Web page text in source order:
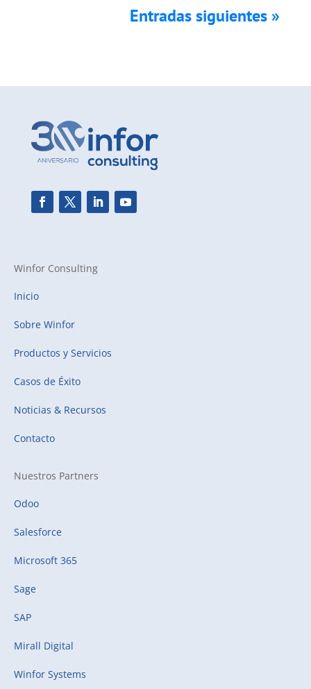
Entradas siguientes »
Winfor Consulting
Inicio
Sobre Winfor
Productos y Servicios
Casos de Éxito
Noticias & Recursos
Contacto
Nuestros Partners
Odoo
Salesforce
Microsoft 365
Sage
SAP
Mirall Digital
Winfor Systems